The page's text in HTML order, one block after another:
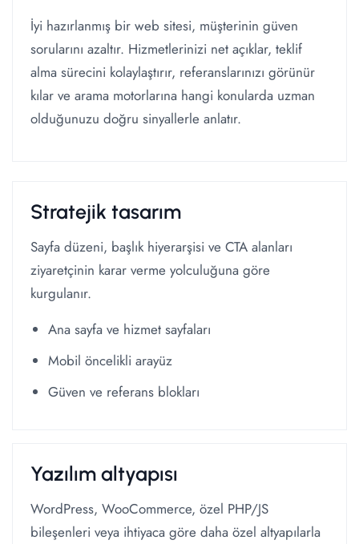
İyi hazırlanmış bir web sitesi, müşterinin güven
sorularını azaltır. Hizmetlerinizi net açıklar, teklif
alma sürecini kolaylaştırır, referanslarınızı görünür
kılar ve arama motorlarına hangi konularda uzman
olduğunuzu doğru sinyallerle anlatır.
Stratejik tasarım
Sayfa düzeni, başlık hiyerarşisi ve CTA alanları
ziyaretçinin karar verme yolculuğuna göre
kurgulanır.
Ana sayfa ve hizmet sayfaları
Mobil öncelikli arayüz
Güven ve referans blokları
Yazılım altyapısı
WordPress, WooCommerce, özel PHP/JS
bileşenleri veya ihtiyaca göre daha özel altyapılarla